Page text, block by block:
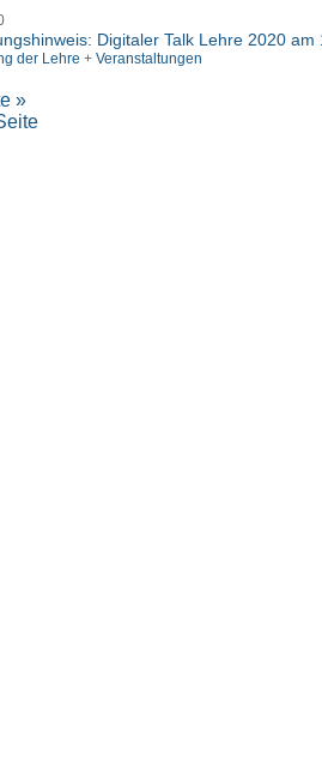
Digitaler Talk Lehre 2020 am
der Lehre + Veranstaltungen
»